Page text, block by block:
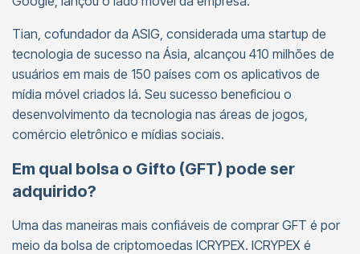
Tian, cofundador da ASIG, considerada uma startup de
tecnologia de sucesso na Ásia, alcançou 410 milhões de
usuários em mais de 150 países com os aplicativos de
mídia móvel criados lá. Seu sucesso beneficiou o
desenvolvimento da tecnologia nas áreas de jogos,
comércio eletrônico e mídias sociais.
Em qual bolsa o Gifto (GFT) pode ser
adquirido?
Uma das maneiras mais confiáveis de comprar GFT é por
meio da bolsa de criptomoedas ICRYPEX. ICRYPEX é